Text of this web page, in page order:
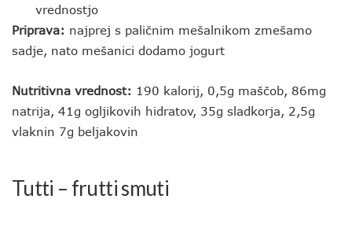
vrednostjo
Priprava: najprej s paličnim mešalnikom zmešamo
sadje, nato mešanici dodamo jogurt
Nutritivna vrednost: 190 kalorij, 0,5g maščob, 86mg
natrija, 41g ogljikovih hidratov, 35g sladkorja, 2,5g
vlaknin 7g beljakovin
Tutti – frutti smuti